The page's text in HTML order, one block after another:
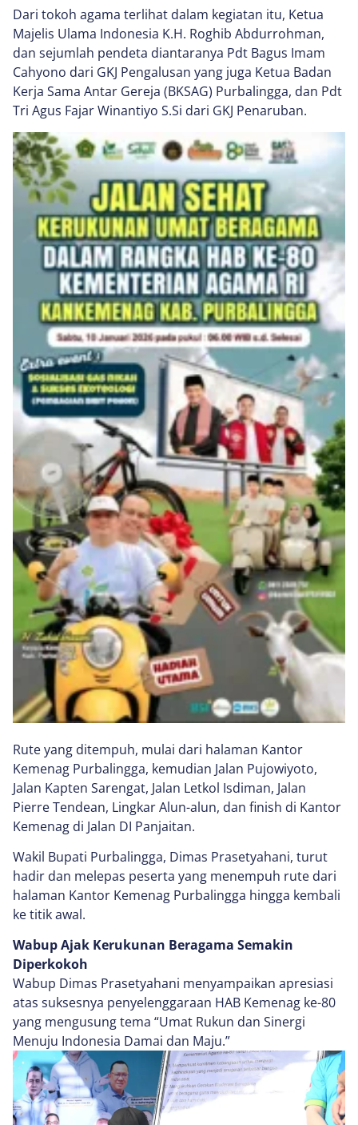
Dari tokoh agama terlihat dalam kegiatan itu, Ketua
Majelis Ulama Indonesia K.H. Roghib Abdurrohman,
dan sejumlah pendeta diantaranya Pdt Bagus Imam
Cahyono dari GKJ Pengalusan yang juga Ketua Badan
Kerja Sama Antar Gereja (BKSAG) Purbalingga, dan Pdt
Tri Agus Fajar Winantiyo S.Si dari GKJ Penaruban.
Rute yang ditempuh, mulai dari halaman Kantor
Kemenag Purbalingga, kemudian Jalan Pujowiyoto,
Jalan Kapten Sarengat, Jalan Letkol Isdiman, Jalan
Pierre Tendean, Lingkar Alun-alun, dan finish di Kantor
Kemenag di Jalan DI Panjaitan.
Wakil Bupati Purbalingga, Dimas Prasetyahani, turut
hadir dan melepas peserta yang menempuh rute dari
halaman Kantor Kemenag Purbalingga hingga kembali
ke titik awal.
Wabup Ajak Kerukunan Beragama Semakin
Diperkokoh
Wabup Dimas Prasetyahani menyampaikan apresiasi
atas suksesnya penyelenggaraan HAB Kemenag ke-80
yang mengusung tema “Umat Rukun dan Sinergi
Menuju Indonesia Damai dan Maju.”